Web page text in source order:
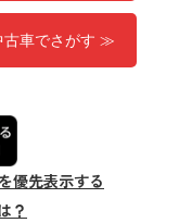
古車でさがす ≫
優先表示する
？